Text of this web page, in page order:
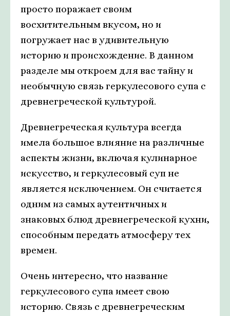
просто поражает своим
восхитительным вкусом, но и
погружает нас в удивительную
историю и происхождение. В данном
разделе мы откроем для вас тайну и
необычную связь геркулесового супа с
древнегреческой культурой.
Древнегреческая культура всегда
имела большое влияние на различные
аспекты жизни, включая кулинарное
искусство, и геркулесовый суп не
является исключением. Он считается
одним из самых аутентичных и
знаковых блюд древнегреческой кухни,
способным передать атмосферу тех
времен.
Очень интересно, что название
геркулесового супа имеет свою
историю. Связь с древнегреческим